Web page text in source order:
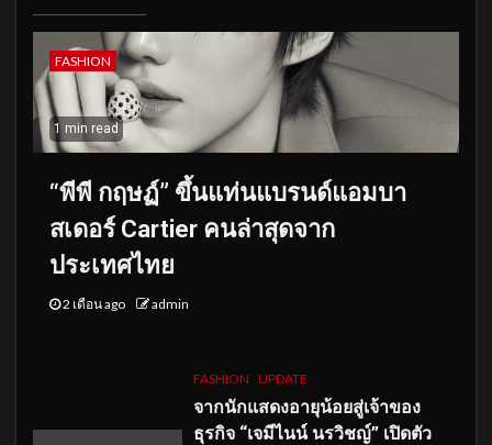
FASHION
1 min read
“พีพี กฤษฏ์” ขึ้นแท่นแบรนด์แอมบา
สเดอร์ Cartier คนล่าสุดจาก
ประเทศไทย
2 เดือน ago admin
FASHION UPDATE
จากนักแสดงอายุน้อยสู่เจ้าของ
ธุรกิจ “เจมีไนน์ นรวิชญ์” เปิดตัว